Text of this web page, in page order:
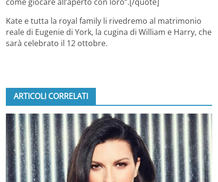
Kate e tutta la royal family li rivedremo al matrimonio
reale di Eugenie di York, la cugina di William e Harry, che
sarà celebrato il 12 ottobre.
ARTICOLI CORRELATI